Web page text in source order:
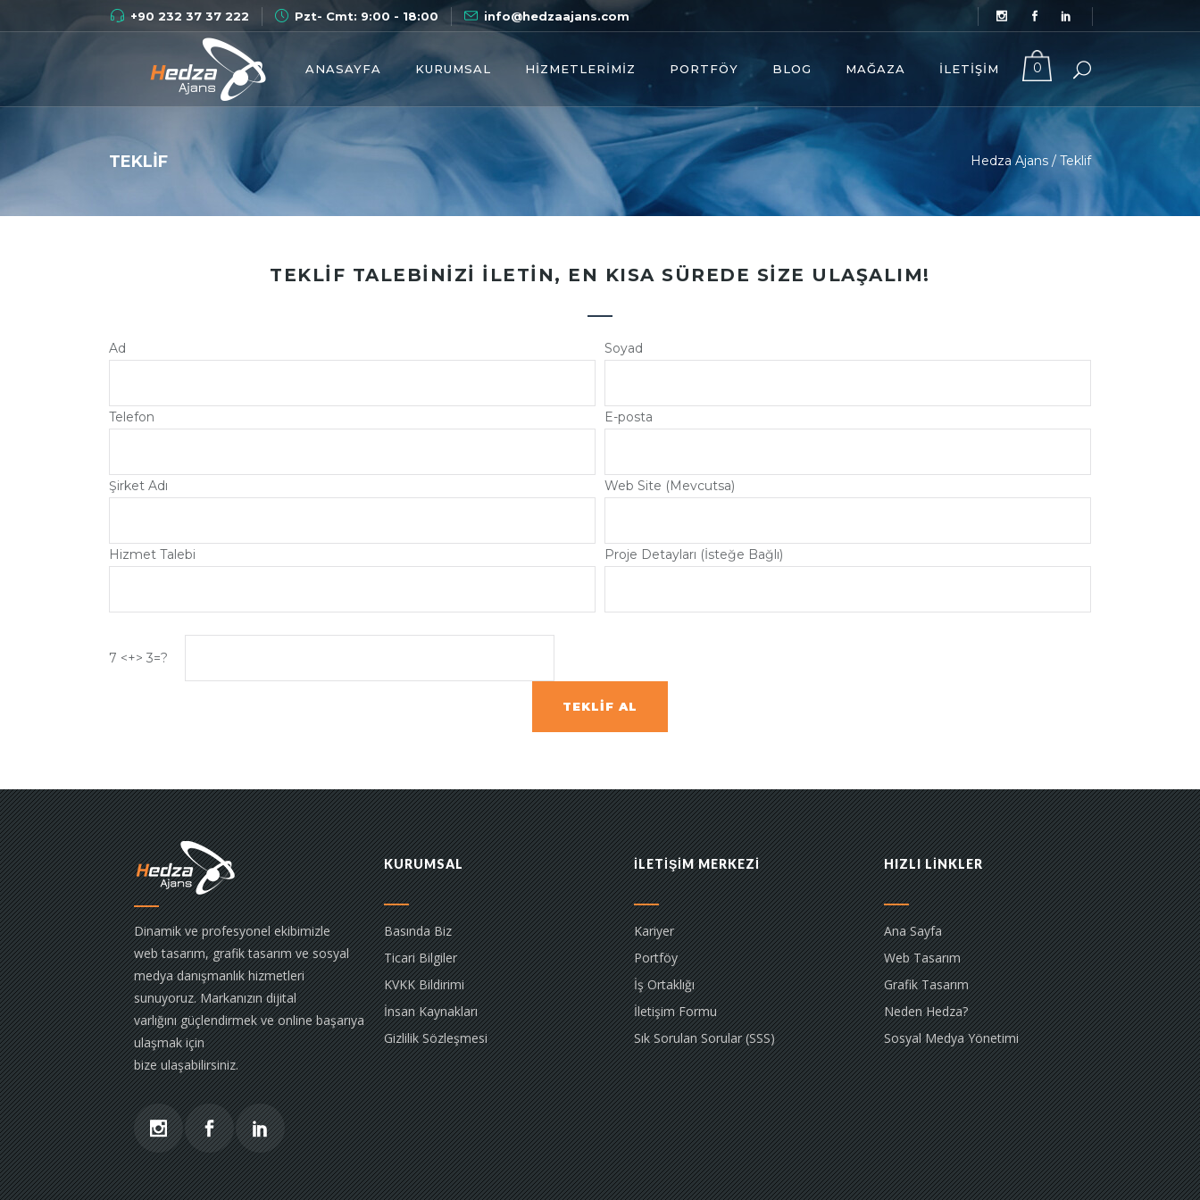
+90 232 37 37 222 Pzt- Cmt: 9:00 - 18:00 info@hedzaajans.com
0
ANASAYFA KURUMSAL HIZMETLERIMIZ PORTFÖY BLOG MAĞAZA İLETIŞIM
TEKLIF Hedza Ajans / Teklif
TEKLIF TALEBINIZI İLETIN, EN KISA SÜREDE SIZE ULAŞALIM!
Ad Soyad
Telefon E-posta
Şirket Adı Web Site (Mevcutsa)
Hizmet Talebi Proje Detayları (İsteğe Bağlı)
7 <+> 3=?
Dinamik ve profesyonel ekibimizle
web tasarım, grafik tasarım ve sosyal
medya danışmanlık hizmetleri
sunuyoruz. Markanızın dijital
varlığını güçlendirmek ve online başarıya
ulaşmak için
bize ulaşabilirsiniz.
KURUMSAL
Basında Biz
Ticari Bilgiler
KVKK Bildirimi
İnsan Kaynakları
Gizlilik Sözleşmesi
İLETİŞİM MERKEZİ
Kariyer
Portföy
İş Ortaklığı
İletişim Formu
Sık Sorulan Sorular (SSS)
HIZLI LİNKLER
Ana Sayfa
Web Tasarım
Grafik Tasarım
Neden Hedza?
Sosyal Medya Yönetimi